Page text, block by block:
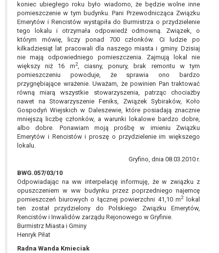
koniec ubiegłego roku było wiadomo, że będzie wolne inne
pomieszczenie w tym budynku. Pani Przewodnicząca Związku
Emerytów i Rencistów wystąpiła do Burmistrza o przydzielenie
tego lokalu i otrzymała odpowiedź odmowną. Związek, o
którym mówię, liczy ponad 700 członków. Ci ludzie po
kilkadziesiąt lat pracowali dla naszego miasta i gminy. Dzisiaj
nie mają odpowiedniego pomieszczenia. Zajmują lokal nie
większy niż 16 m2, ciasny, ponury, brak remontu w tym
pomieszczeniu powoduje, że sprawia ono bardzo
przygnębiające wrażenie. Uważam, że powinien Pan traktować
równą miarą wszystkie stowarzyszenia, patrząc chociażby
nawet na Stowarzyszenie Feniks, Związek Sybiraków, Koło
Gospodyń Wiejskich w Daleszewie, które posiadają znacznie
mniejszą liczbę członków, a warunki lokalowe bardzo dobre,
albo dobre. Ponawiam moją prośbę w imieniu Związku
Emerytów i Rencistów i proszę o przydzielenie im większego
lokalu.
Gryfino, dnia 08.03.2010 r.
BWG.057/03/10
Odpowiadając na ww interpelację informuję, że w związku z
opuszczeniem w ww budynku przez poprzedniego najemcę
pomieszczeń biurowych o łącznej powierzchni 41,10 m2lokal
ten został przydzielony do Polskiego Związku Emerytów,
Rencistów i Inwalidów zarządu Rejonowego w Gryfinie.
Burmistrz Miasta i Gminy
Henryk Piłat
Radna Wanda Kmieciak